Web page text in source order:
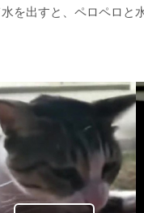
を出すと、ペロペロと